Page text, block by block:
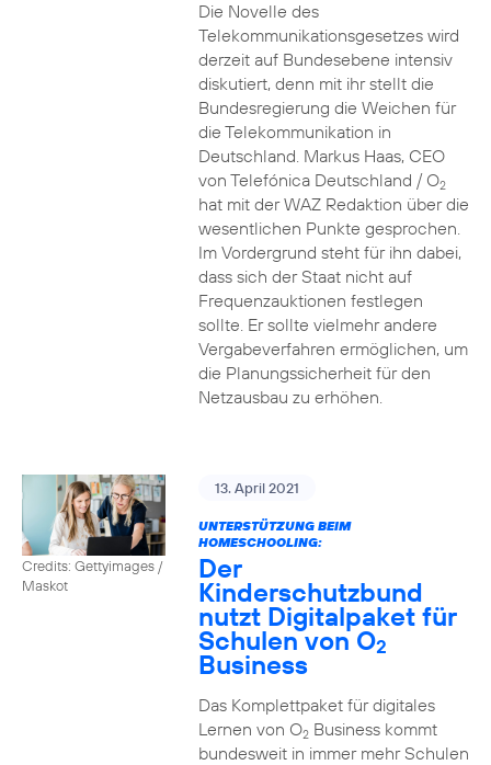
Die Novelle des
Telekommunikationsgesetzes wird
derzeit auf Bundesebene intensiv
diskutiert, denn mit ihr stellt die
Bundesregierung die Weichen für
die Telekommunikation in
Deutschland. Markus Haas, CEO
von Telefónica Deutschland / O2
hat mit der WAZ Redaktion über die
wesentlichen Punkte gesprochen.
Im Vordergrund steht für ihn dabei,
dass sich der Staat nicht auf
Frequenzauktionen festlegen
sollte. Er sollte vielmehr andere
Vergabeverfahren ermöglichen, um
die Planungssicherheit für den
Netzausbau zu erhöhen.
Credits: Gettyimages /
Maskot
13. April 2021
UNTERSTÜTZUNG BEIM
HOMESCHOOLING:
Der
Kinderschutzbund
nutzt Digitalpaket für
Schulen von O2
Business
Das Komplettpaket für digitales
Lernen von O2Business kommt
bundesweit in immer mehr Schulen